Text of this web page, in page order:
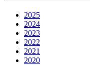
2025
2024
2023
2022
2021
2020